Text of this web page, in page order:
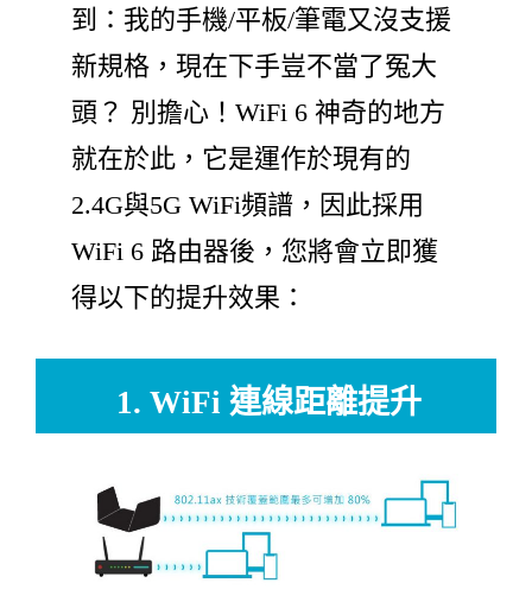
到：我的手機/平板/筆電又沒支援
新規格，現在下手豈不當了冤大
頭？ 別擔心！WiFi 6 神奇的地方
就在於此，它是運作於現有的
2.4G與5G WiFi頻譜，因此採用
WiFi 6 路由器後，您將會立即獲
得以下的提升效果：
1. WiFi 連線距離提升